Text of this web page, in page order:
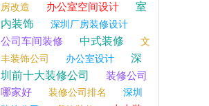
房改造
办公室空间设计
室
内装饰
深圳厂房装修设计
公司车间装修 中式装修
文
丰装饰公司
办公室设计
深
圳前十大装修公司
装修公司
哪家好
装修公司排名
深圳